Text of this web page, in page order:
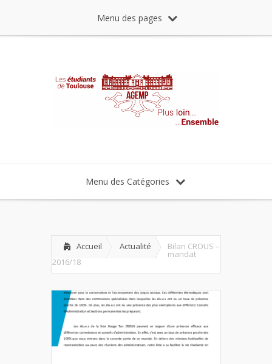
Menu des pages
Menu des Catégories
Accueil Actualité Bilan CROUS –
mandat
2016/18